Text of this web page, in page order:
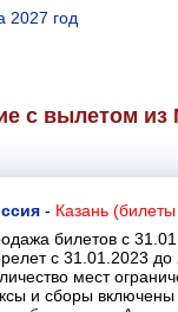
2027 год
с вылетом из
- Казань
билетов с
с 31.01.2023 до
мест
и сборы включены